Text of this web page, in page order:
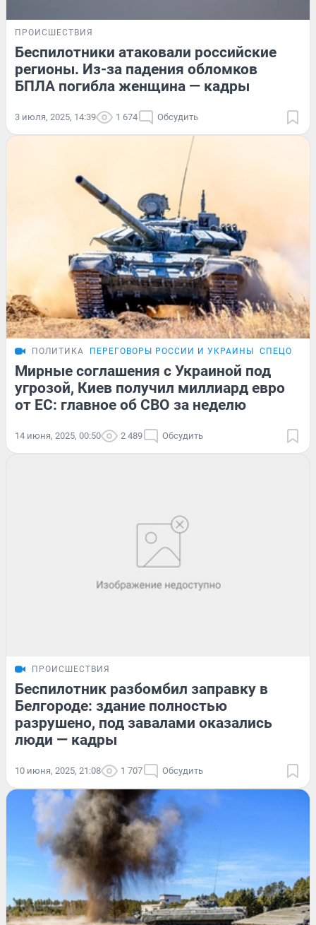
ПРОИСШЕСТВИЯ
Беспилотники атаковали российские
регионы. Из-за падения обломков
БПЛА погибла женщина — кадры
3 июля, 2025, 14:39 1 674 Обсудить
ПОЛИТИКА ПЕРЕГОВОРЫ РОССИИ И УКРАИНЫ
Мирные соглашения с Украиной под
угрозой, Киев получил миллиард евро
от ЕС: главное об СВО за неделю
14 июня, 2025, 00:50 2 489 Обсудить
ПРОИСШЕСТВИЯ
Беспилотник разбомбил заправку в
Белгороде: здание полностью
разрушено, под завалами оказались
люди — кадры
10 июня, 2025, 21:08 1 707 Обсудить